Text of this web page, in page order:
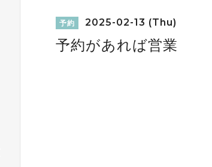
予約 2025-02-13 (Thu)
予約があれば営業